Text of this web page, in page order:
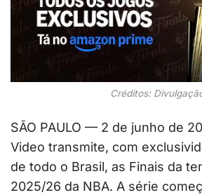
Créditos:
SÃO PAULO — 2 de junho de
Video transmite, com
de todo o Brasil, as Finais da
2025/26 da NBA. A série